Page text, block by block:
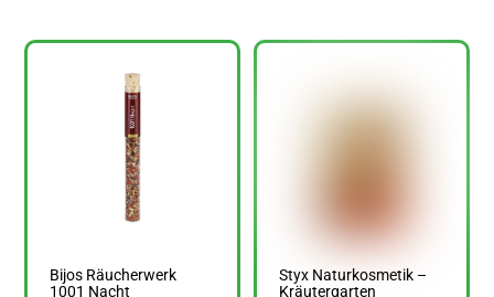
Bijos Räucherwerk
1001 Nacht
Styx Naturkosmetik –
Kräutergarten